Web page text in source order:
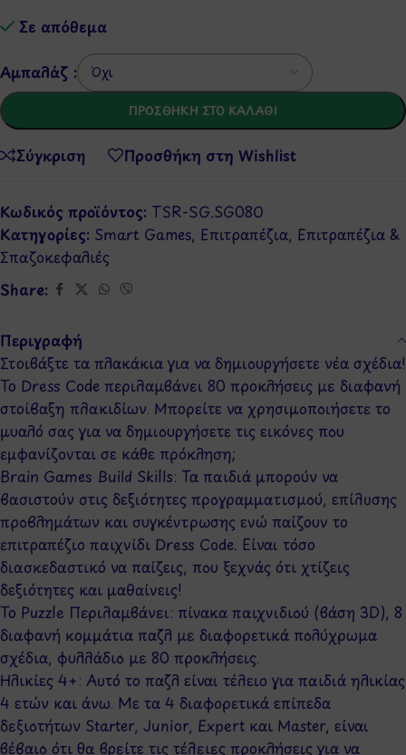
Σε απόθεμα
Αμπαλάζ :
ΠΡΟΣΘΉΚΗ ΣΤΟ ΚΑΛΆΘΙ
Σύγκριση Προσθήκη στη Wishlist
Κωδικός προϊόντος: TSR-SG.SG080
Κατηγορίες: Smart Games, Επιτραπέζια, Επιτραπέζια &
Σπαζοκεφαλιές
Share:
Περιγραφή
Στοιβάξτε τα πλακάκια για να δημιουργήσετε νέα σχέδια!
Το Dress Code περιλαμβάνει 80 προκλήσεις με διαφανή
στοίβαξη πλακιδίων. Μπορείτε να χρησιμοποιήσετε το
μυαλό σας για να δημιουργήσετε τις εικόνες που
εμφανίζονται σε κάθε πρόκληση;
Brain Games Build Skills: Τα παιδιά μπορούν να
βασιστούν στις δεξιότητες προγραμματισμού, επίλυσης
προβλημάτων και συγκέντρωσης ενώ παίζουν το
επιτραπέζιο παιχνίδι Dress Code. Είναι τόσο
διασκεδαστικό να παίζεις, που ξεχνάς ότι χτίζεις
δεξιότητες και μαθαίνεις!
Το Puzzle Περιλαμβάνει: πίνακα παιχνιδιού (βάση 3D), 8
διαφανή κομμάτια παζλ με διαφορετικά πολύχρωμα
σχέδια, φυλλάδιο με 80 προκλήσεις.
Ηλικίες 4+: Αυτό το παζλ είναι τέλειο για παιδιά ηλικίας
4 ετών και άνω. Με τα 4 διαφορετικά επίπεδα
δεξιοτήτων Starter, Junior, Expert και Master, είναι
βέβαιο ότι θα βρείτε τις τέλειες προκλήσεις για να